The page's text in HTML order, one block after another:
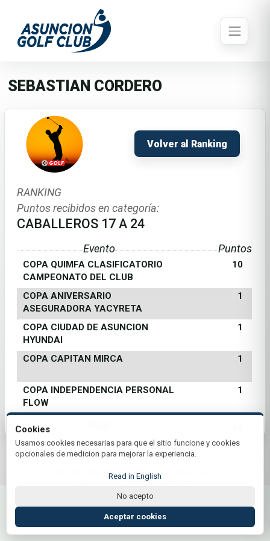
SEBASTIAN CORDERO
Volver al Ranking
RANKING
Puntos recibidos en categoría:
CABALLEROS 17 A 24
Evento Puntos
COPA QUIMFA CLASIFICATORIO
CAMPEONATO DEL CLUB
10
COPA ANIVERSARIO
ASEGURADORA YACYRETA
1
COPA CIUDAD DE ASUNCION
HYUNDAI
1
COPA CAPITAN MIRCA 1
COPA INDEPENDENCIA PERSONAL
FLOW
1
© 2026 Asuncion Golf Club | by Plus+Golf
Cookies
Usamos cookies necesarias para que el sitio funcione y cookies
opcionales de medicion para mejorar la experiencia.
Read in English
No acepto
Aceptar cookies